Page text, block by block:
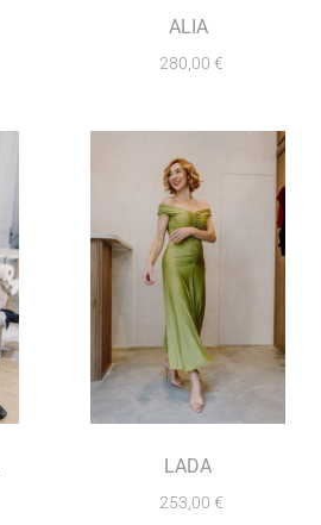
ALIA
280,00 €
LADA
253,00 €